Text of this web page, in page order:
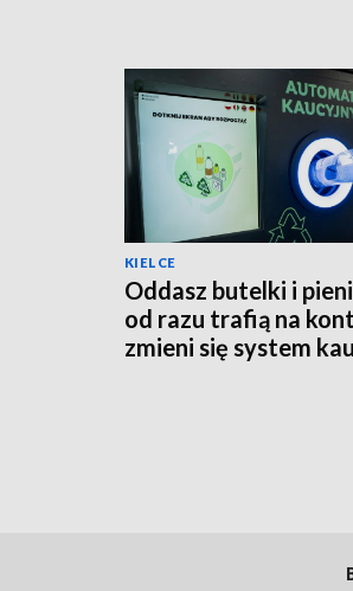
KIELCE
Oddasz butelki i
od razu trafią na
zmieni się system